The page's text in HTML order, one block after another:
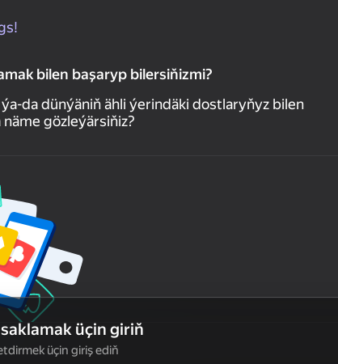
bilen başaryp bilersiňizmi?
da dünýäniň ähli ýerindäki dostlaryňyz bilen
gözleýärsiňiz?
üçin giriň
üçin giriş ediň